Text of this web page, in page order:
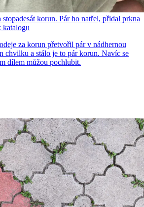
stopadesát korun. Pár ho natřel, přidal prkna
katalogu
za korun přetvořil pár v nádhernou
chvilku a stálo je to pár korun. Navíc se
dílem můžou pochlubit.